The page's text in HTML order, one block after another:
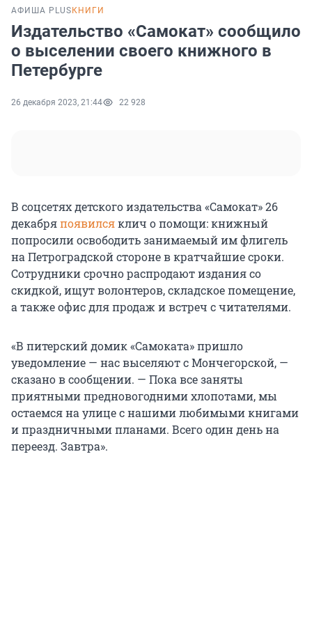
АФИША PLUS КНИГИ
Издательство «Самокат» сообщило
о выселении своего книжного в
Петербурге
26 декабря 2023, 21:44 22 928
В соцсетях детского издательства «Самокат» 26
декабряпоявилсяклич о помощи: книжный
попросили освободить занимаемый им флигель
на Петроградской стороне в кратчайшие сроки.
Сотрудники срочно распродают издания со
скидкой, ищут волонтеров, складское помещение,
а также офис для продаж и встреч с читателями.
«В питерский домик «Самоката» пришло
уведомление — нас выселяют с Мончегорской, —
сказано в сообщении. — Пока все заняты
приятными предновогодними хлопотами, мы
остаемся на улице с нашими любимыми книгами
и праздничными планами. Всего один день на
переезд. Завтра».